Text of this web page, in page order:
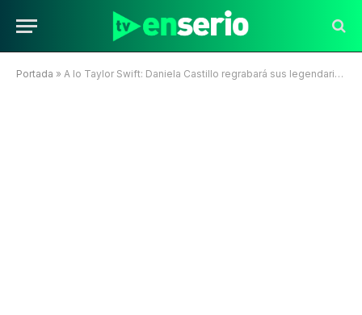
Portada » A lo Taylor Swift: Daniela Castillo regrabará sus legendarias canciones de la época de “Rojo”